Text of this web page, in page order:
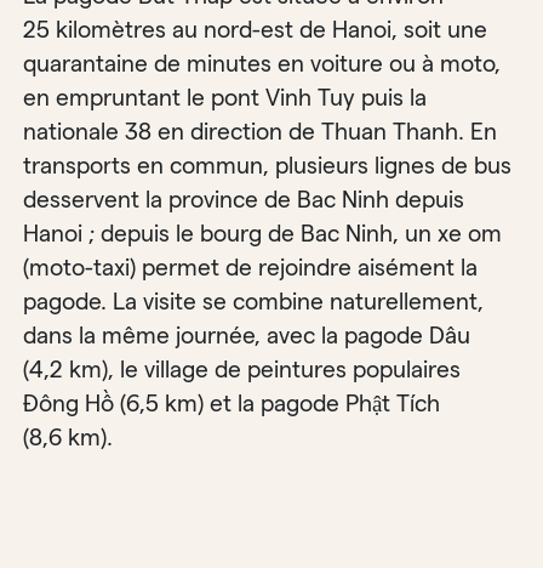
25 kilomètres au nord-est de Hanoi, soit une
quarantaine de minutes en voiture ou à moto,
en empruntant le pont Vinh Tuy puis la
nationale 38 en direction de Thuan Thanh. En
transports en commun, plusieurs lignes de bus
desservent la province de Bac Ninh depuis
Hanoi ; depuis le bourg de Bac Ninh, un xe om
(moto-taxi) permet de rejoindre aisément la
pagode. La visite se combine naturellement,
dans la même journée, avec la pagode Dâu
(4,2 km), le village de peintures populaires
Đông Hồ (6,5 km) et la pagode Phật Tích
(8,6 km).